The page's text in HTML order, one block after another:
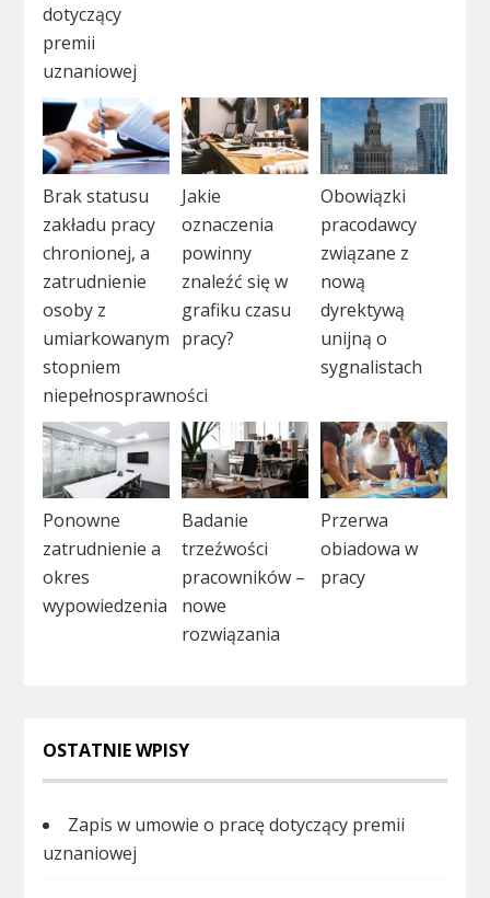
dotyczący
premii
uznaniowej
Brak statusu
zakładu pracy
chronionej, a
zatrudnienie
osoby z
umiarkowanym
stopniem
niepełnosprawności
Jakie
oznaczenia
powinny
znaleźć się w
grafiku czasu
pracy?
Obowiązki
pracodawcy
związane z
nową
dyrektywą
unijną o
sygnalistach
Ponowne
zatrudnienie a
okres
wypowiedzenia
Badanie
trzeźwości
pracowników –
nowe
rozwiązania
Przerwa
obiadowa w
pracy
OSTATNIE WPISY
Zapis w umowie o pracę dotyczący premii
uznaniowej